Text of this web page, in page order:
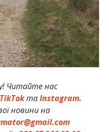
Читайте нас
TikTokтаInstagram.
новини на